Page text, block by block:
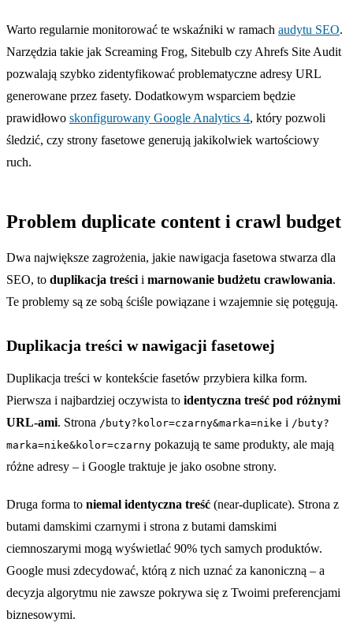
Warto regularnie monitorować te wskaźniki w ramach audytu SEO.
Narzędzia takie jak Screaming Frog, Sitebulb czy Ahrefs Site Audit
pozwalają szybko zidentyfikować problematyczne adresy URL
generowane przez fasety. Dodatkowym wsparciem będzie
prawidłowo skonfigurowany Google Analytics 4, który pozwoli
śledzić, czy strony fasetowe generują jakikolwiek wartościowy
ruch.
Problem duplicate content i crawl budget
Dwa największe zagrożenia, jakie nawigacja fasetowa stwarza dla
SEO, to duplikacja treści i marnowanie budżetu crawlowania.
Te problemy są ze sobą ściśle powiązane i wzajemnie się potęgują.
Duplikacja treści w nawigacji fasetowej
Duplikacja treści w kontekście fasetów przybiera kilka form.
Pierwsza i najbardziej oczywista to identyczna treść pod różnymi
URL-ami. Strona /buty?kolor=czarny&marka=nike i /buty?
marka=nike&kolor=czarny pokazują te same produkty, ale mają
różne adresy – i Google traktuje je jako osobne strony.
Druga forma to niemal identyczna treść (near-duplicate). Strona z
butami damskimi czarnymi i strona z butami damskimi
ciemnoszarymi mogą wyświetlać 90% tych samych produktów.
Google musi zdecydować, którą z nich uznać za kanoniczną – a
decyzja algorytmu nie zawsze pokrywa się z Twoimi preferencjami
biznesowymi.